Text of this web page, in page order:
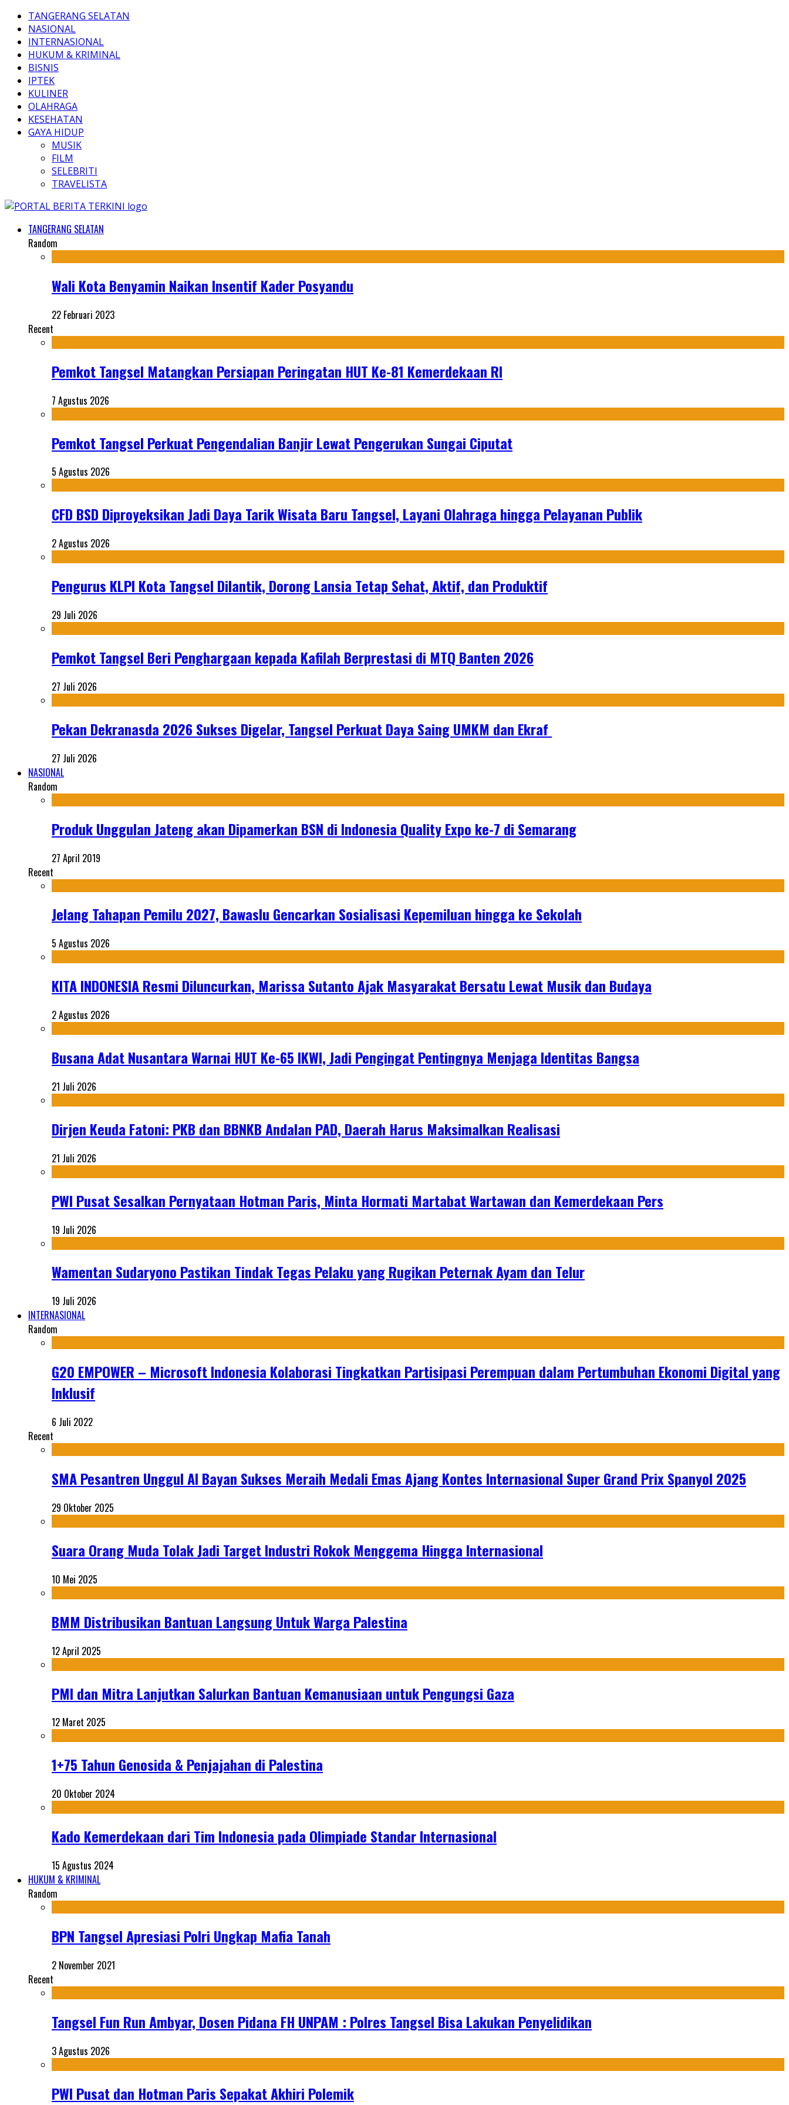
TANGERANG SELATAN
NASIONAL
INTERNASIONAL
HUKUM & KRIMINAL
BISNIS
IPTEK
KULINER
OLAHRAGA
KESEHATAN
GAYA HIDUP
MUSIK
FILM
SELEBRITI
TRAVELISTA
TANGERANG SELATAN
Random
Wali Kota Benyamin Naikan Insentif Kader Posyandu
22 Februari 2023
Recent
Pemkot Tangsel Matangkan Persiapan Peringatan HUT Ke-81 Kemerdekaan RI
7 Agustus 2026
Pemkot Tangsel Perkuat Pengendalian Banjir Lewat Pengerukan Sungai Ciputat
5 Agustus 2026
CFD BSD Diproyeksikan Jadi Daya Tarik Wisata Baru Tangsel, Layani Olahraga hingga Pelayanan Publik
2 Agustus 2026
Pengurus KLPI Kota Tangsel Dilantik, Dorong Lansia Tetap Sehat, Aktif, dan Produktif
29 Juli 2026
Pemkot Tangsel Beri Penghargaan kepada Kafilah Berprestasi di MTQ Banten 2026
27 Juli 2026
Pekan Dekranasda 2026 Sukses Digelar, Tangsel Perkuat Daya Saing UMKM dan Ekraf
27 Juli 2026
NASIONAL
Random
Produk Unggulan Jateng akan Dipamerkan BSN di Indonesia Quality Expo ke-7 di Semarang
27 April 2019
Recent
Jelang Tahapan Pemilu 2027, Bawaslu Gencarkan Sosialisasi Kepemiluan hingga ke Sekolah
5 Agustus 2026
KITA INDONESIA Resmi Diluncurkan, Marissa Sutanto Ajak Masyarakat Bersatu Lewat Musik dan Budaya
2 Agustus 2026
Busana Adat Nusantara Warnai HUT Ke-65 IKWI, Jadi Pengingat Pentingnya Menjaga Identitas Bangsa
21 Juli 2026
Dirjen Keuda Fatoni: PKB dan BBNKB Andalan PAD, Daerah Harus Maksimalkan Realisasi
21 Juli 2026
PWI Pusat Sesalkan Pernyataan Hotman Paris, Minta Hormati Martabat Wartawan dan Kemerdekaan Pers
19 Juli 2026
Wamentan Sudaryono Pastikan Tindak Tegas Pelaku yang Rugikan Peternak Ayam dan Telur
19 Juli 2026
INTERNASIONAL
Random
G20 EMPOWER – Microsoft Indonesia Kolaborasi Tingkatkan Partisipasi Perempuan dalam Pertumbuhan Ekonomi Digital yang
Inklusif
6 Juli 2022
Recent
SMA Pesantren Unggul Al Bayan Sukses Meraih Medali Emas Ajang Kontes Internasional Super Grand Prix Spanyol 2025
29 Oktober 2025
Suara Orang Muda Tolak Jadi Target Industri Rokok Menggema Hingga Internasional
10 Mei 2025
BMM Distribusikan Bantuan Langsung Untuk Warga Palestina
12 April 2025
PMI dan Mitra Lanjutkan Salurkan Bantuan Kemanusiaan untuk Pengungsi Gaza
12 Maret 2025
1+75 Tahun Genosida & Penjajahan di Palestina
20 Oktober 2024
Kado Kemerdekaan dari Tim Indonesia pada Olimpiade Standar Internasional
15 Agustus 2024
HUKUM & KRIMINAL
Random
BPN Tangsel Apresiasi Polri Ungkap Mafia Tanah
2 November 2021
Recent
Tangsel Fun Run Ambyar, Dosen Pidana FH UNPAM : Polres Tangsel Bisa Lakukan Penyelidikan
3 Agustus 2026
PWI Pusat dan Hotman Paris Sepakat Akhiri Polemik